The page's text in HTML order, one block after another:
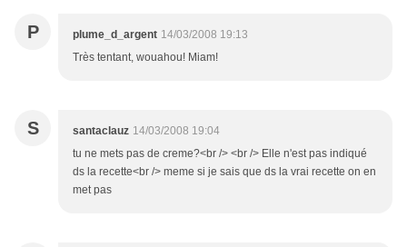
P plume_d_argent 14/03/2008 19:13
Très tentant, wouahou! Miam!
S santaclauz 14/03/2008 19:04
tu ne mets pas de creme?<br /> <br /> Elle n'est pas indiqué
ds la recette<br /> meme si je sais que ds la vrai recette on en
met pas